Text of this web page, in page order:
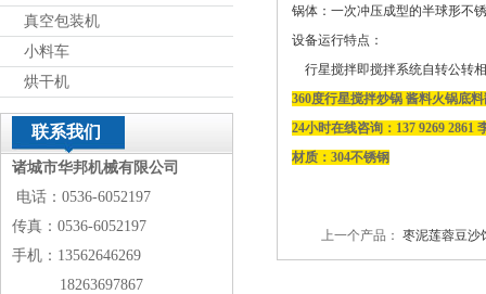
真空包装机
小料车
烘干机
联系我们
诸城市华邦机械有限公司
电话：0536-6052197
传真：0536-6052197
手机：13562646269
18263697867
锅体： 一次冲压成型的半球形不
设备运行特点：
行星搅拌即搅拌系统自转公转
360度行星搅拌炒锅 酱料火锅底
24小时在线咨询：137 9269 2861
材质：304不锈钢
上一个产品： 枣泥莲蓉豆沙